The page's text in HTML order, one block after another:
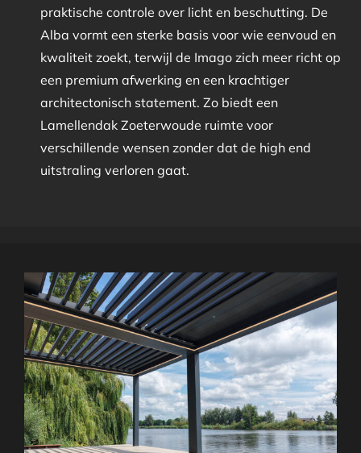
praktische controle over licht en beschutting. De
Alba vormt een sterke basis voor wie eenvoud en
kwaliteit zoekt, terwijl de Imago zich meer richt op
een premium afwerking en een krachtiger
architectonisch statement. Zo biedt een
Lamellendak Zoeterwoude ruimte voor
verschillende wensen zonder dat de high end
uitstraling verloren gaat.